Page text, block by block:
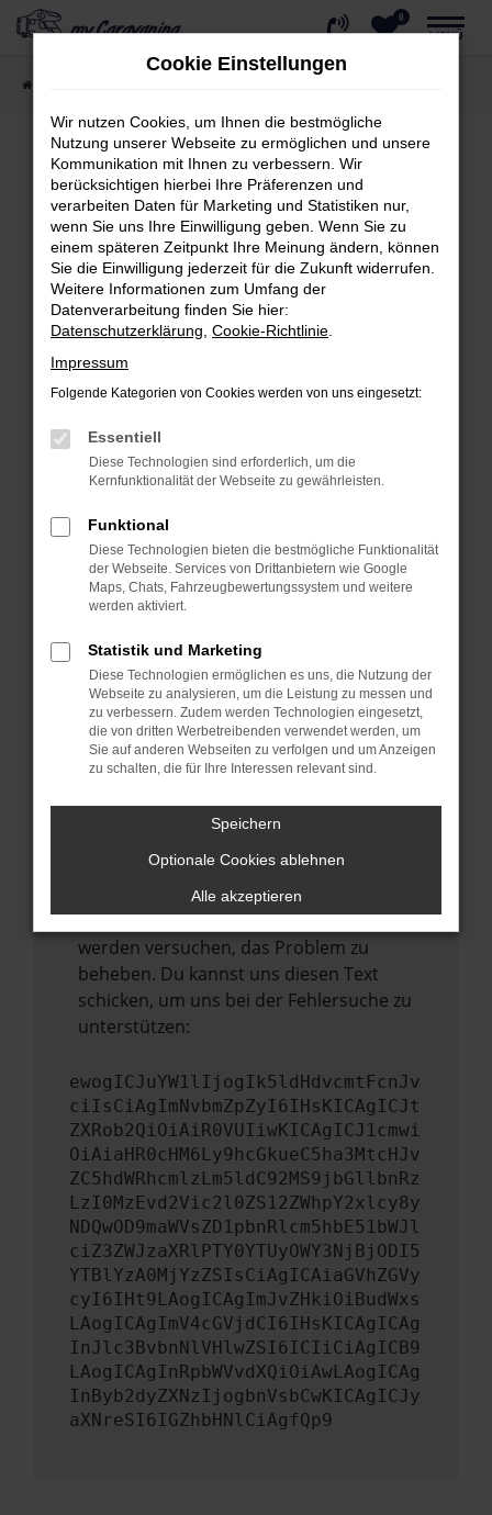
Zum
springen
0
MENÜ
Fehler: Network Error
Beim Laden ist ein Fehler aufgetreten.
Hier sind ein paar Tipps, die dir helfen können:
Überprüfe deine Firewall und deine
Internetverbindung.
Laden andere Webseiten, zum Beispiel
deine Suchmaschine?
Manche Erweiterungen, wie Werbeblocker,
können das Laden bestimmter Seiten
anderen Browser oder in einem privaten
Fenster?
Starte dein Gerät neu.
Das kann manchmal helfen,
vorübergehende Probleme zu beheben.
Stelle sicher, dass dein Browser und dein
Betriebssystem auf dem neuesten Stand
sind.
Veraltete Software birgt nicht nur ein
Sicherheitsrisiko, sondern kann auch dazu
führen, dass bestimmte Funktionen nicht
mehr unterstützt werden.
Wende dich an den Webseitenbetreiber.
Wenn du alle oben genannten Schritte
versucht hast, kontaktiere uns bitte. Wir
werden versuchen, das Problem zu
beheben. Du kannst uns diesen Text
schicken, um uns bei der Fehlersuche zu
unterstützen:
ewogICJuYW1lIjogIk5ldHdvcmtFcnJv
ciIsCiAgImNvbmZpZyI6IHsKICAgICJt
ZXRob2QiOiAiR0VUIiwKICAgICJ1cmwi
OiAiaHR0cHM6Ly9hcGkueC5ha3MtcHJv
ZC5hdWRhcmlzLm5ldC92MS9jbGllbnRz
LzI0MzEvd2Vic2l0ZS12ZWhpY2xlcy8y
NDQwOD9maWVsZD1pbnRlcm5hbE51bWJl
ciZ3ZWJzaXRlPTY0YTUyOWY3NjBjODI5
YTBlYzA0MjYzZSIsCiAgICAiaGVhZGVy
cyI6IHt9LAogICAgImJvZHkiOiBudWxs
LAogICAgImV4cGVjdCI6IHsKICAgICAg
InJlc3BvbnNlVHlwZSI6ICIiCiAgICB9
LAogICAgInRpbWVvdXQiOiAwLAogICAg
InByb2dyZXNzIjogbnVsbCwKICAgICJy
aXNreSI6IGZhbHNlCiAgfQp9
Cookie Einstellungen
Wir nutzen Cookies, um Ihnen die bestmögliche
Nutzung unserer Webseite zu ermöglichen und unsere
Kommunikation mit Ihnen zu verbessern. Wir
berücksichtigen hierbei Ihre Präferenzen und
verarbeiten Daten für Marketing und Statistiken nur,
wenn Sie uns Ihre Einwilligung geben. Wenn Sie zu
einem späteren Zeitpunkt Ihre Meinung ändern, können
Sie die Einwilligung jederzeit für die Zukunft widerrufen.
Weitere Informationen zum Umfang der
Datenverarbeitung finden Sie hier:
Datenschutzerklärung Cookie-Richtlinie
Impressum
Folgende Kategorien von Cookies werden von uns eingesetzt:
Essentiell
Diese Technologien sind erforderlich, um die
Kernfunktionalität der Webseite zu gewährleisten.
Funktional
Diese Technologien bieten die bestmögliche Funktionalität
der Webseite. Services von Drittanbietern wie Google
Maps, Chats, Fahrzeugbewertungssystem und weitere
werden aktiviert.
Statistik und Marketing
Diese Technologien ermöglichen es uns, die Nutzung der
Webseite zu analysieren, um die Leistung zu messen und
zu verbessern. Zudem werden Technologien eingesetzt,
die von dritten Werbetreibenden verwendet werden, um
Sie auf anderen Webseiten zu verfolgen und um Anzeigen
zu schalten, die für Ihre Interessen relevant sind.
Speichern
Optionale Cookies ablehnen
Alle akzeptieren